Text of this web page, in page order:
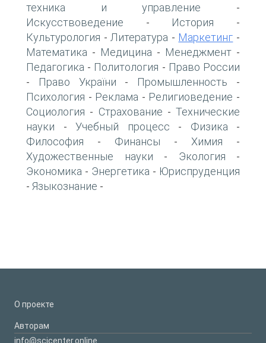
техника и управление -
Искусствоведение - История -
Культурология - Литература - Маркетинг -
Математика - Медицина - Менеджмент -
Педагогика - Политология - Право России
- Право України - Промышленность -
Психология - Реклама - Религиоведение -
Социология - Страхование - Технические
науки - Учебный процесс - Физика -
Философия - Финансы - Химия -
Художественные науки - Экология -
Экономика - Энергетика - Юриспруденция
- Языкознание -
О проекте
Авторам
info@scicenter.online